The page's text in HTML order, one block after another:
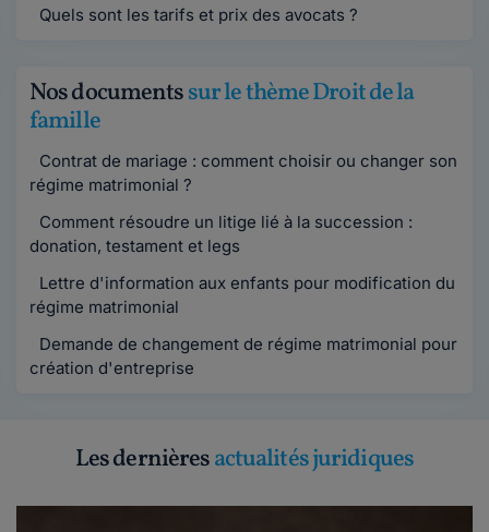
Quels sont les tarifs et prix des avocats ?
Nos documentssur le thème Droit de la
famille
Contrat de mariage : comment choisir ou changer son
régime matrimonial ?
Comment résoudre un litige lié à la succession :
donation, testament et legs
Lettre d'information aux enfants pour modification du
régime matrimonial
Demande de changement de régime matrimonial pour
création d'entreprise
Les dernièresactualités juridiques